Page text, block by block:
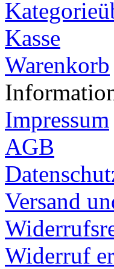
Kasse
Warenkorb
Impressum
AGB
Versand
Widerruf